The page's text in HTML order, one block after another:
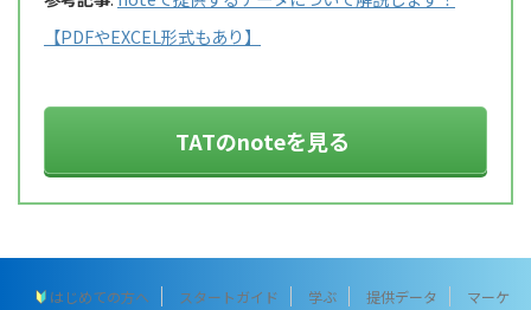
【PDFやEXCEL形式もあり】
TATのnoteを見る
はじめての方へ スタートガイド 学ぶ 提供データ マーケ